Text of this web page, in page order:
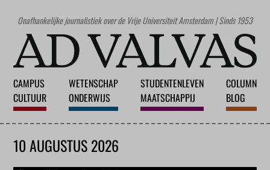
Onafhankelijke journalistiek over de Vrije Universiteit Amsterdam | Sinds 1953
CAMPUS
CULTUUR
WETENSCHAP
ONDERWIJS
STUDENTENLEVEN
MAATSCHAPPIJ
COLUMN
BLOG
10 AUGUSTUS 2026